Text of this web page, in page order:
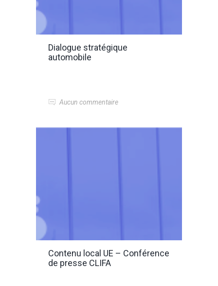
Dialogue stratégique
automobile
Aucun commentaire
Contenu local UE – Conférence
de presse CLIFA